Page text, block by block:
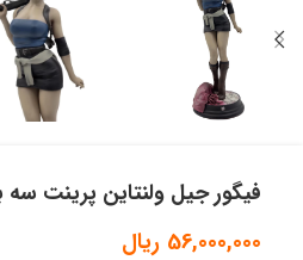
فیگور جیل ولنتاین پرینت سه
56,000,000 ریال